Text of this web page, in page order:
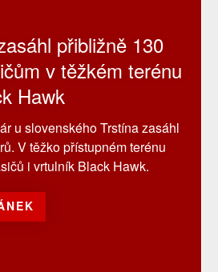
přibližně 130
v těžkém terénu
Hawk
u slovenského Trstína zasáhl
V těžko přístupném terénu
i vrtulník Black Hawk.